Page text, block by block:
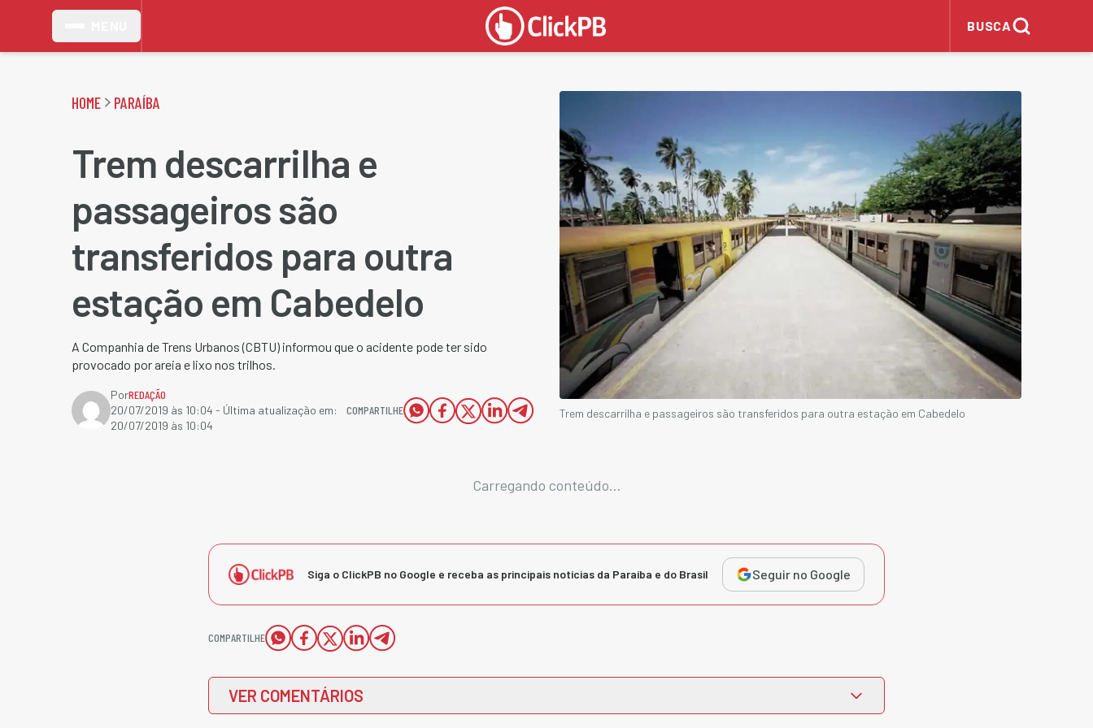
BUSCA
HOME PARAÍBA
Trem descarrilha e
passageiros são
transferidos para outra
estação em Cabedelo
A Companhia de Trens Urbanos (CBTU) informou que o acidente pode ter sido
provocado por areia e lixo nos trilhos.
PorREDAÇÃO
20/07/2019 às 10:04 - Última atualização em:
20/07/2019 às 10:04
COMPARTILHE Trem descarrilha e passageiros são transferidos para outra estação em Cabedelo
Carregando conteúdo...
Siga o ClickPB no Google e receba as principais notícias da Paraíba e do Brasil Seguir no Google
COMPARTILHE
VER COMENTÁRIOS